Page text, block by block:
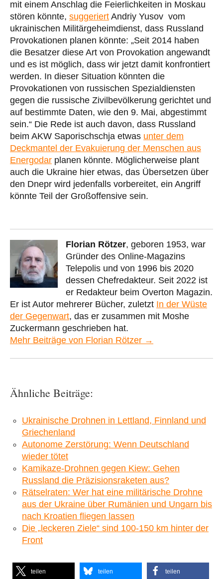
mit einem Anschlag die Feierlichkeiten in Moskau
stören könnte, suggeriert Andriy Yusov vom
ukrainischen Militärgeheimdienst, dass Russland
Provokationen planen könnte: „Seit 2014 haben
die Besatzer diese Art von Provokation angewandt
und es ist möglich, dass wir jetzt damit konfrontiert
werden. In dieser Situation könnten die
Provokationen von russischen Spezialdiensten
gegen die russische Zivilbevölkerung gerichtet und
auf bestimmte Daten, wie den 9. Mai, abgestimmt
sein.“ Die Rede ist auch davon, dass Russland
beim AKW Saporischschja etwas unter dem
Deckmantel der Evakuierung der Menschen aus
Energodar planen könnte. Möglicherweise plant
auch die Ukraine hier etwas, das Übersetzen über
den Dnepr wird jedenfalls vorbereitet, ein Angriff
könnte Teil der Großoffensive sein.
Florian Rötzer, geboren 1953, war
Gründer des Online-Magazins
Telepolis und von 1996 bis 2020
dessen Chefredakteur. Seit 2022 ist
er Redakteur beim Overton Magazin.
Er ist Autor mehrerer Bücher, zuletzt In der Wüste
der Gegenwart, das er zusammen mit Moshe
Zuckermann geschrieben hat.
Mehr Beiträge von Florian Rötzer →
Ähnliche Beiträge:
Ukrainische Drohnen in Lettland, Finnland und
Griechenland
Autonome Zerstörung: Wenn Deutschland
wieder tötet
Kamikaze-Drohnen gegen Kiew: Gehen
Russland die Präzisionsraketen aus?
Rätselraten: Wer hat eine militärische Drohne
aus der Ukraine über Rumänien und Ungarn bis
nach Kroatien fliegen lassen
Die „leckeren Ziele“ sind 100-150 km hinter der
Front
teilen teilen teilen